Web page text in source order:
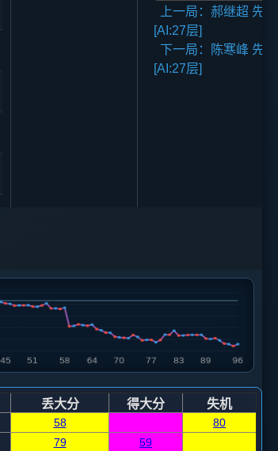
AI支招,云库应
二者的评分表
法相差2至3倍,
上一局：郝继超 先
[AI:27层]
下一局：陈寒峰 先
[AI:27层]
丢大分 得大分
失机
58 80
79 59